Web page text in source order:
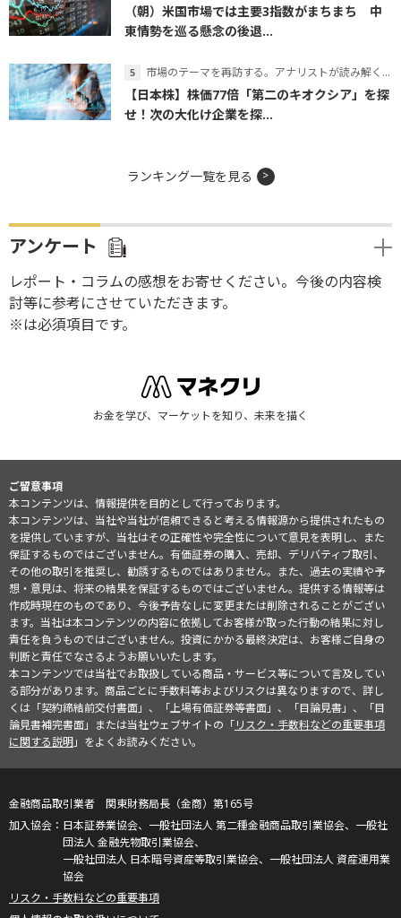
（朝）米国市場では主要3指数がまちまち 中
東情勢を巡る懸念の後退...
市場のテーマを再訪する。アナリストが読み解くテーマの本質
【日本株】株価77倍「第二のキオクシア」を探
せ！次の大化け企業を探...
ランキング一覧を見る
アンケート
レポート・コラムの感想をお寄せください。今後の内容検
討等に参考にさせていただきます。
※は必須項目です。
お金を学び、マーケットを知り、未来を描く
ご留意事項
本コンテンツは、情報提供を目的として行っております。
本コンテンツは、当社や当社が信頼できると考える情報源から提供されたもの
を提供していますが、当社はその正確性や完全性について意見を表明し、また
保証するものではございません。有価証券の購入、売却、デリバティブ取引、
その他の取引を推奨し、勧誘するものではありません。また、過去の実績や予
想・意見は、将来の結果を保証するものではございません。提供する情報等は
作成時現在のものであり、今後予告なしに変更または削除されることがござい
ます。当社は本コンテンツの内容に依拠してお客様が取った行動の結果に対し
責任を負うものではございません。投資にかかる最終決定は、お客様ご自身の
判断と責任でなさるようお願いいたします。
本コンテンツでは当社でお取扱している商品・サービス等について言及してい
る部分があります。商品ごとに手数料等およびリスクは異なりますので、詳し
くは「契約締結前交付書面」、「上場有価証券等書面」、「目論見書」、「目
論見書補完書面」または当社ウェブサイトの「リスク・手数料などの重要事項
に関する説明」をよくお読みください。
金融商品取引業者 関東財務局長（金商）第165号
日本証券業協会、一般社団法人 第二種金融商品取引業協会、一般社
団法人 金融先物取引業協会、
一般社団法人 日本暗号資産等取引業協会、一般社団法人 資産運用業
協会
リスク・手数料などの重要事項